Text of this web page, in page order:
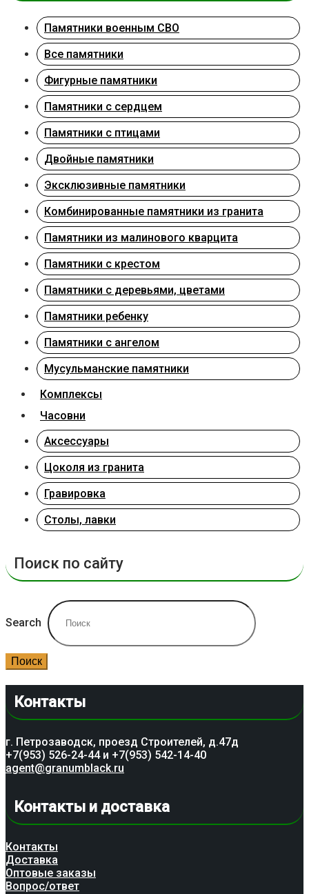
Памятники военным СВО
Все памятники
Фигурные памятники
Памятники с сердцем
Памятники с птицами
Двойные памятники
Эксклюзивные памятники
Комбинированные памятники из гранита
Памятники из малинового кварцита
Памятники с крестом
Памятники с деревьями, цветами
Памятники ребенку
Памятники с ангелом
Мусульманские памятники
Комплексы
Часовни
Аксессуары
Цоколя из гранита
Гравировка
Столы, лавки
Поиск по сайту
Search
Поиск
Контакты
г. Петрозаводск, проезд Строителей, д.47д
+7(953) 526-24-44 и +7(953) 542-14-40
agent@granumblack.ru
Контакты и доставка
Контакты
Доставка
Оптовые заказы
Вопрос/ответ